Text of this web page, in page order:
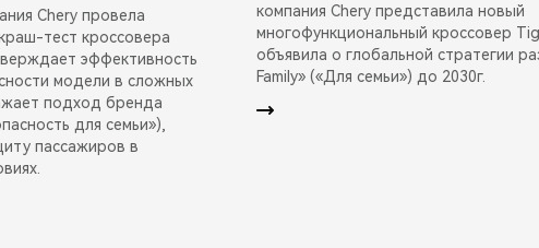
Chery провела
тест кроссовера
эффективность
модели в сложных
подход бренда
для семьи»),
пассажиров в
компания Chery представила новый
многофункциональный кроссовер
объявила о глобальной стратегии
Family» («Для семьи») до 2030г.